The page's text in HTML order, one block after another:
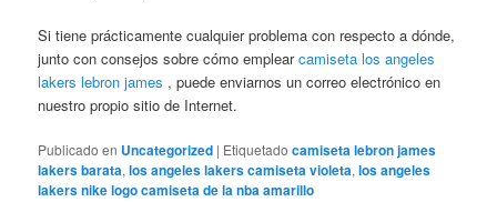
Si tiene prácticamente cualquier problema con respecto a dónde,
junto con consejos sobre cómo emplearcamiseta los angeles
lakers lebron james , puede enviarnos un correo electrónico en
nuestro propio sitio de Internet.
Publicado en Uncategorized | Etiquetado camiseta lebron james
lakers barata,los angeles lakers camiseta violeta,los angeles
lakers nike logo camiseta de la nba amarillo